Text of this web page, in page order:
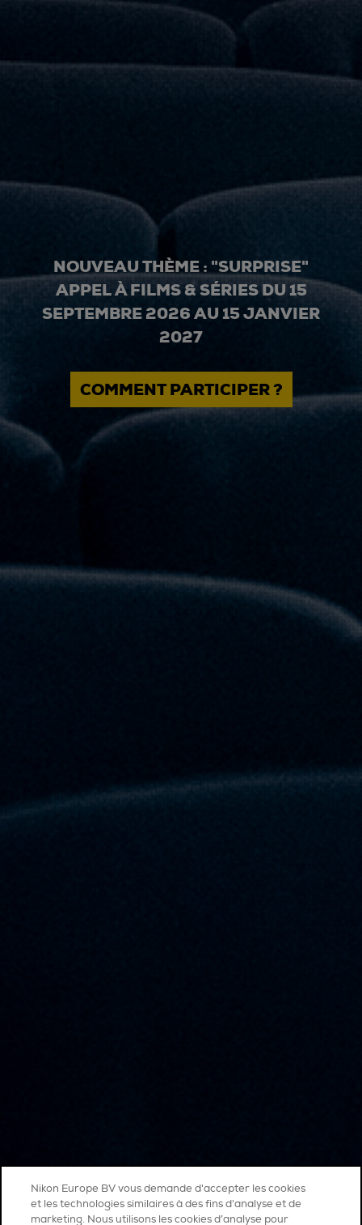
NOUVEAU THÈME : "SURPRISE"
APPEL À FILMS & SÉRIES DU 15
SEPTEMBRE 2026 AU 15 JANVIER
2027
COMMENT PARTICIPER ?
Nikon Europe BV vous demande d'accepter les cookies
et les technologies similaires à des fins d'analyse et de
marketing. Nous utilisons les cookies d’analyse pour